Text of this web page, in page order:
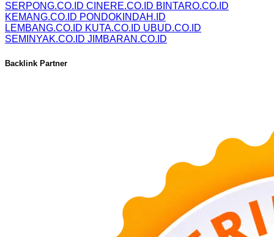
SERPONG.CO.ID CINERE.CO.ID BINTARO.CO.ID
KEMANG.CO.ID PONDOKINDAH.ID
LEMBANG.CO.ID KUTA.CO.ID UBUD.CO.ID
SEMINYAK.CO.ID JIMBARAN.CO.ID
Backlink Partner